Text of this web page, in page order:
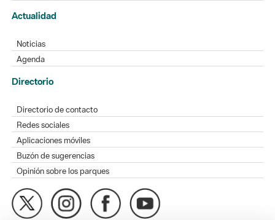
Actualidad
Noticias
Agenda
Directorio
Directorio de contacto
Redes sociales
Aplicaciones móviles
Buzón de sugerencias
Opinión sobre los parques